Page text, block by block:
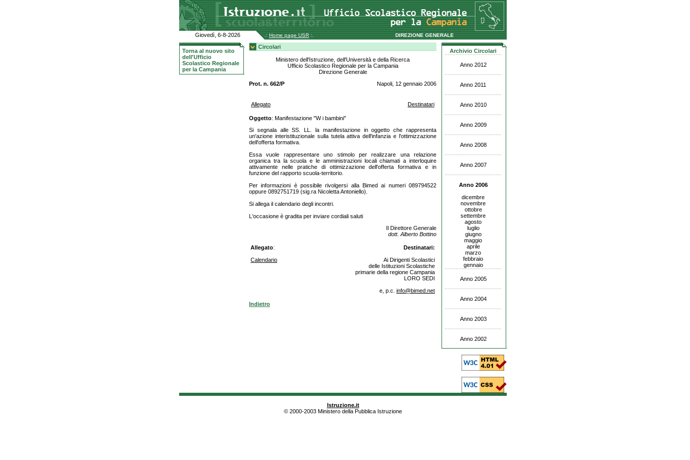
Giovedì, 6-8-2026 .: Home page USR :. DIREZIONE GENERALE
Torna al nuovo sito
dell'Ufficio
Scolastico Regionale
per la Campania
Circolari
Ministero dell'Istruzione, dell'Università e della Ricerca
Ufficio Scolastico Regionale per la Campania
Direzione Generale
Prot. n. 662/P
Napoli, 12 gennaio 2006
Allegato Destinatari
Oggetto: Manifestazione "W i bambini"
Si segnala alle SS. LL. la manifestazione in oggetto che rappresenta
un'azione interistituzionale sulla tutela attiva dell'infanzia e l'ottimizzazione
dell'offerta formativa.
Essa vuole rappresentare uno stimolo per realizzare una relazione
organica tra la scuola e le amministrazioni locali chiamati a interloquire
attivamente nelle pratiche di ottimizzazione dell'offerta formativa e in
funzione del rapporto scuola-territorio.
Per informazioni è possibile rivolgersi alla Bimed ai numeri 089794522
oppure 0892751719 (sig.ra Nicoletta Antoniello).
Si allega il calendario degli incontri.
L'occasione è gradita per inviare cordiali saluti
Il Direttore Generale
dott. Alberto Bottino
Allegato:
Calendario
Destinatari:
Ai Dirigenti Scolastici
delle Istituzioni Scolastiche
primarie della regione Campania
LORO SEDI
e, p.c. info@bimed.net
Indietro
Archivio Circolari
Anno 2012
Anno 2011
Anno 2010
Anno 2009
Anno 2008
Anno 2007
Anno 2006
dicembre
novembre
ottobre
settembre
agosto
luglio
giugno
maggio
aprile
marzo
febbraio
gennaio
Anno 2005
Anno 2004
Anno 2003
Anno 2002
Istruzione.it
© 2000-2003 Ministero della Pubblica Istruzione